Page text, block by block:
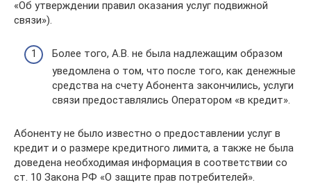
«Об утверждении правил оказания услуг подвижной
связи»).
Более того, А.В. не была надлежащим образом
уведомлена о том, что после того, как денежные
средства на счету Абонента закончились, услуги
связи предоставлялись Оператором «в кредит».
Абоненту не было известно о предоставлении услуг в
кредит и о размере кредитного лимита, а также не была
доведена необходимая информация в соответствии со
ст. 10 Закона РФ «О защите прав потребителей».